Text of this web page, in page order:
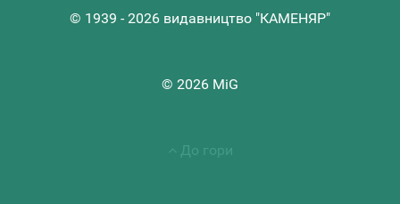
© 1939 - 2026 видавництво "КАМЕНЯР"
© 2026 MiG
До гори